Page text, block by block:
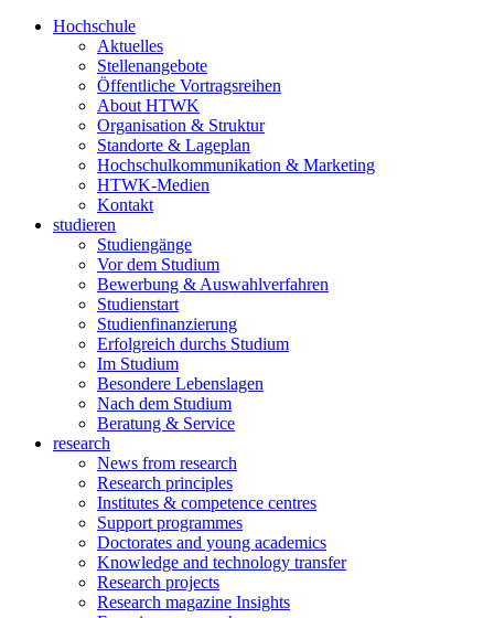
Hochschule
Aktuelles
Stellenangebote
Öffentliche Vortragsreihen
About HTWK
Organisation & Struktur
Standorte & Lageplan
Hochschulkommunikation & Marketing
HTWK-Medien
Kontakt
studieren
Studiengänge
Vor dem Studium
Bewerbung & Auswahlverfahren
Studienstart
Studienfinanzierung
Erfolgreich durchs Studium
Im Studium
Besondere Lebenslagen
Nach dem Studium
Beratung & Service
research
News from research
Research principles
Institutes & competence centres
Support programmes
Doctorates and young academics
Knowledge and technology transfer
Research projects
Research magazine Insights